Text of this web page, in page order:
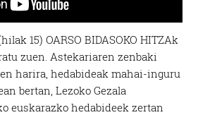
15) OARSO BIDASOKO HITZAk
zuen. Astekariaren zenbaki
harira, hedabideak mahai-inguru
bertan, Lezoko Gezala
euskarazko hedabideek zertan